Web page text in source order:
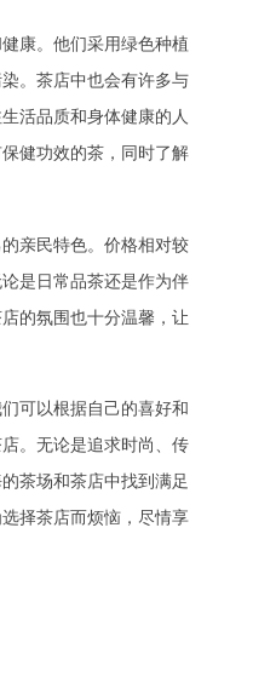
康。他们采用绿色种植
。茶店中也会有许多与
活品质和身体健康的人
健功效的茶，同时了解
亲民特色。价格相对较
是日常品茶还是作为伴
的氛围也十分温馨，让
可以根据自己的喜好和
。无论是追求时尚、传
茶场和茶店中找到满足
择茶店而烦恼，尽情享